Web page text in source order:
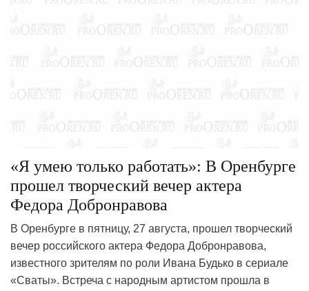
«Я умею только работать»: В Оренбурге
прошел творческий вечер актера
Федора Добронравова
В Оренбурге в пятницу, 27 августа, прошел творческий
вечер российского актера Федора Добронравова,
известного зрителям по роли Ивана Будько в сериале
«Сваты». Встреча с народным артистом прошла в